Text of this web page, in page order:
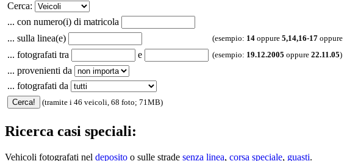
Cerca:
... con numero(i) di matricola
... sulla linea(e)
(esempio: 14 oppure 5,14,16-17 oppure
... fotografati tra e (esempio: 19.12.2005 oppure 22.11.05)
... provenienti da
... fotografati da
(tramite i 46 veicoli, 68 foto; 71MB)
Ricerca casi speciali:
Vehicoli fotografati nel deposito o sulle strade senza linea, corsa speciale, guasti.